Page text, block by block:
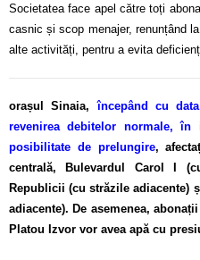
Societatea face apel către toți
casnic și scop menajer, renunțând
alte activități, pentru a evita
orașul Sinaia,începând cu
revenirea debitelor normale,
posibilitate de prelungire,
centrală, Bulevardul Carol I
Republicii (cu străzile adiacente)
adiacente). De asemenea,
Platou Izvor vor avea apă cu